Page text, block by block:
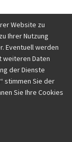
Website zu
Ihrer Nutzung
Eventuell werden
weiteren Daten
der Dienste
stimmen Sie der
Sie Ihre Cookies